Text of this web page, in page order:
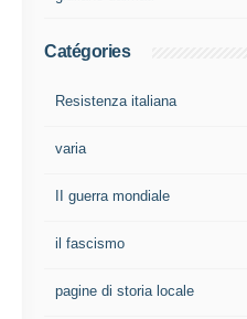
Catégories
Resistenza italiana
varia
II guerra mondiale
il fascismo
pagine di storia locale